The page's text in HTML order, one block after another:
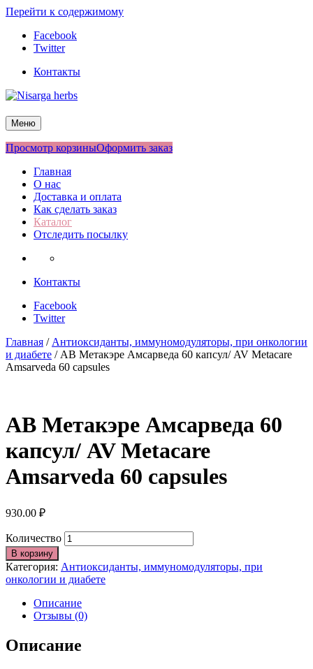
Перейти к содержимому
Facebook
Twitter
Контакты
Nisarga herbs
Меню
Просмотр корзиныОформить заказ
Главная
О нас
Доставка и оплата
Как сделать заказ
Каталог
Отследить посылку
Контакты
Facebook
Twitter
Главная / Антиоксиданты, иммуномодуляторы, при онкологии
и диабете / АВ Метакэре Амсарведа 60 капсул/ AV Metacare
Amsarveda 60 capsules
АВ Метакэре Амсарведа 60
капсул/ AV Metacare
Amsarveda 60 capsules
930.00 ₽
Количество
В корзину
Категория: Антиоксиданты, иммуномодуляторы, при
онкологии и диабете
Описание
Отзывы (0)
Описание